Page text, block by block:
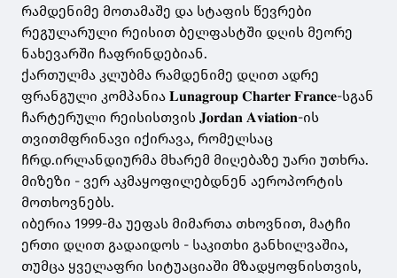
რამდენიმე მოთამაშე და სტაფის წევრები
რეგულარული რეისით ბელფასტში დღის მეორე
ნახევარში ჩაფრინდებიან.
ქართულმა კლუბმა რამდენიმე დღით ადრე
ფრანგული კომპანია 𝐋𝐮𝐧𝐚𝐠𝐫𝐨𝐮𝐩 𝐂𝐡𝐚𝐫𝐭𝐞𝐫 𝐅𝐫𝐚𝐧𝐜𝐞-სგან
ჩარტერული რეისისთვის 𝐉𝐨𝐫𝐝𝐚𝐧 𝐀𝐯𝐢𝐚𝐭𝐢𝐨𝐧-ის
თვითმფრინავი იქირავა, რომელსაც
ჩრდ.ირლანდიურმა მხარემ მიღებაზე უარი უთხრა.
მიზეზი - ვერ აკმაყოფილებდნენ აეროპორტის
მოთხოვნებს.
იბერია 1999-მა უეფას მიმართა თხოვნით, მატჩი
ერთი დღით გადაიდოს - საკითხი განხილვაშია,
თუმცა ყველაფრი სიტუაციაში მზადყოფნისთვის,